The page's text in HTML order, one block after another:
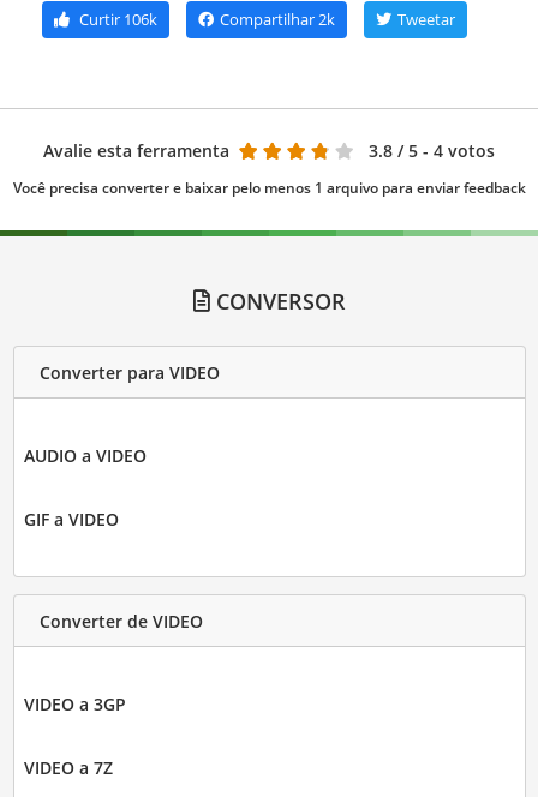
Curtir 106k Compartilhar2k Tweetar
Avalie esta ferramenta 3.8 / 5 - 4 votos
Você precisa converter e baixar pelo menos 1 arquivo para enviar feedback
CONVERSOR
Converter para VIDEO
AUDIO a VIDEO
GIF a VIDEO
Converter de VIDEO
VIDEO a 3GP
VIDEO a 7Z